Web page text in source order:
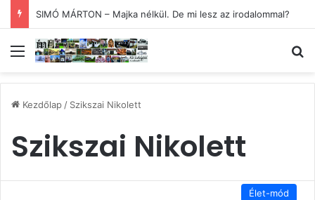
SIMÓ MÁRTON – Majka nélkül. De mi lesz az irodalommal?
Menü
Kezdőlap/ Szikszai Nikolett
Szikszai Nikolett
Élet-mód